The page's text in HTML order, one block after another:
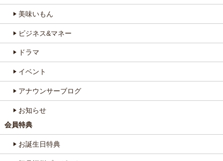
美味いもん
ビジネス&マネー
ドラマ
イベント
アナウンサーブログ
お知らせ
会員特典
お誕生日特典